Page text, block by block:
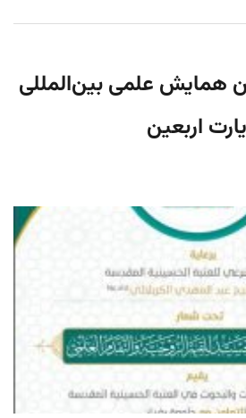
همایش علمی بین‌المللی
اربعین